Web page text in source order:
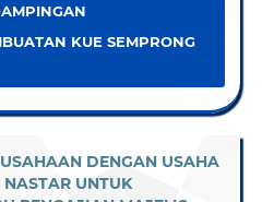
KUE SEMPRONG
DENGAN USAHA
UNTUK